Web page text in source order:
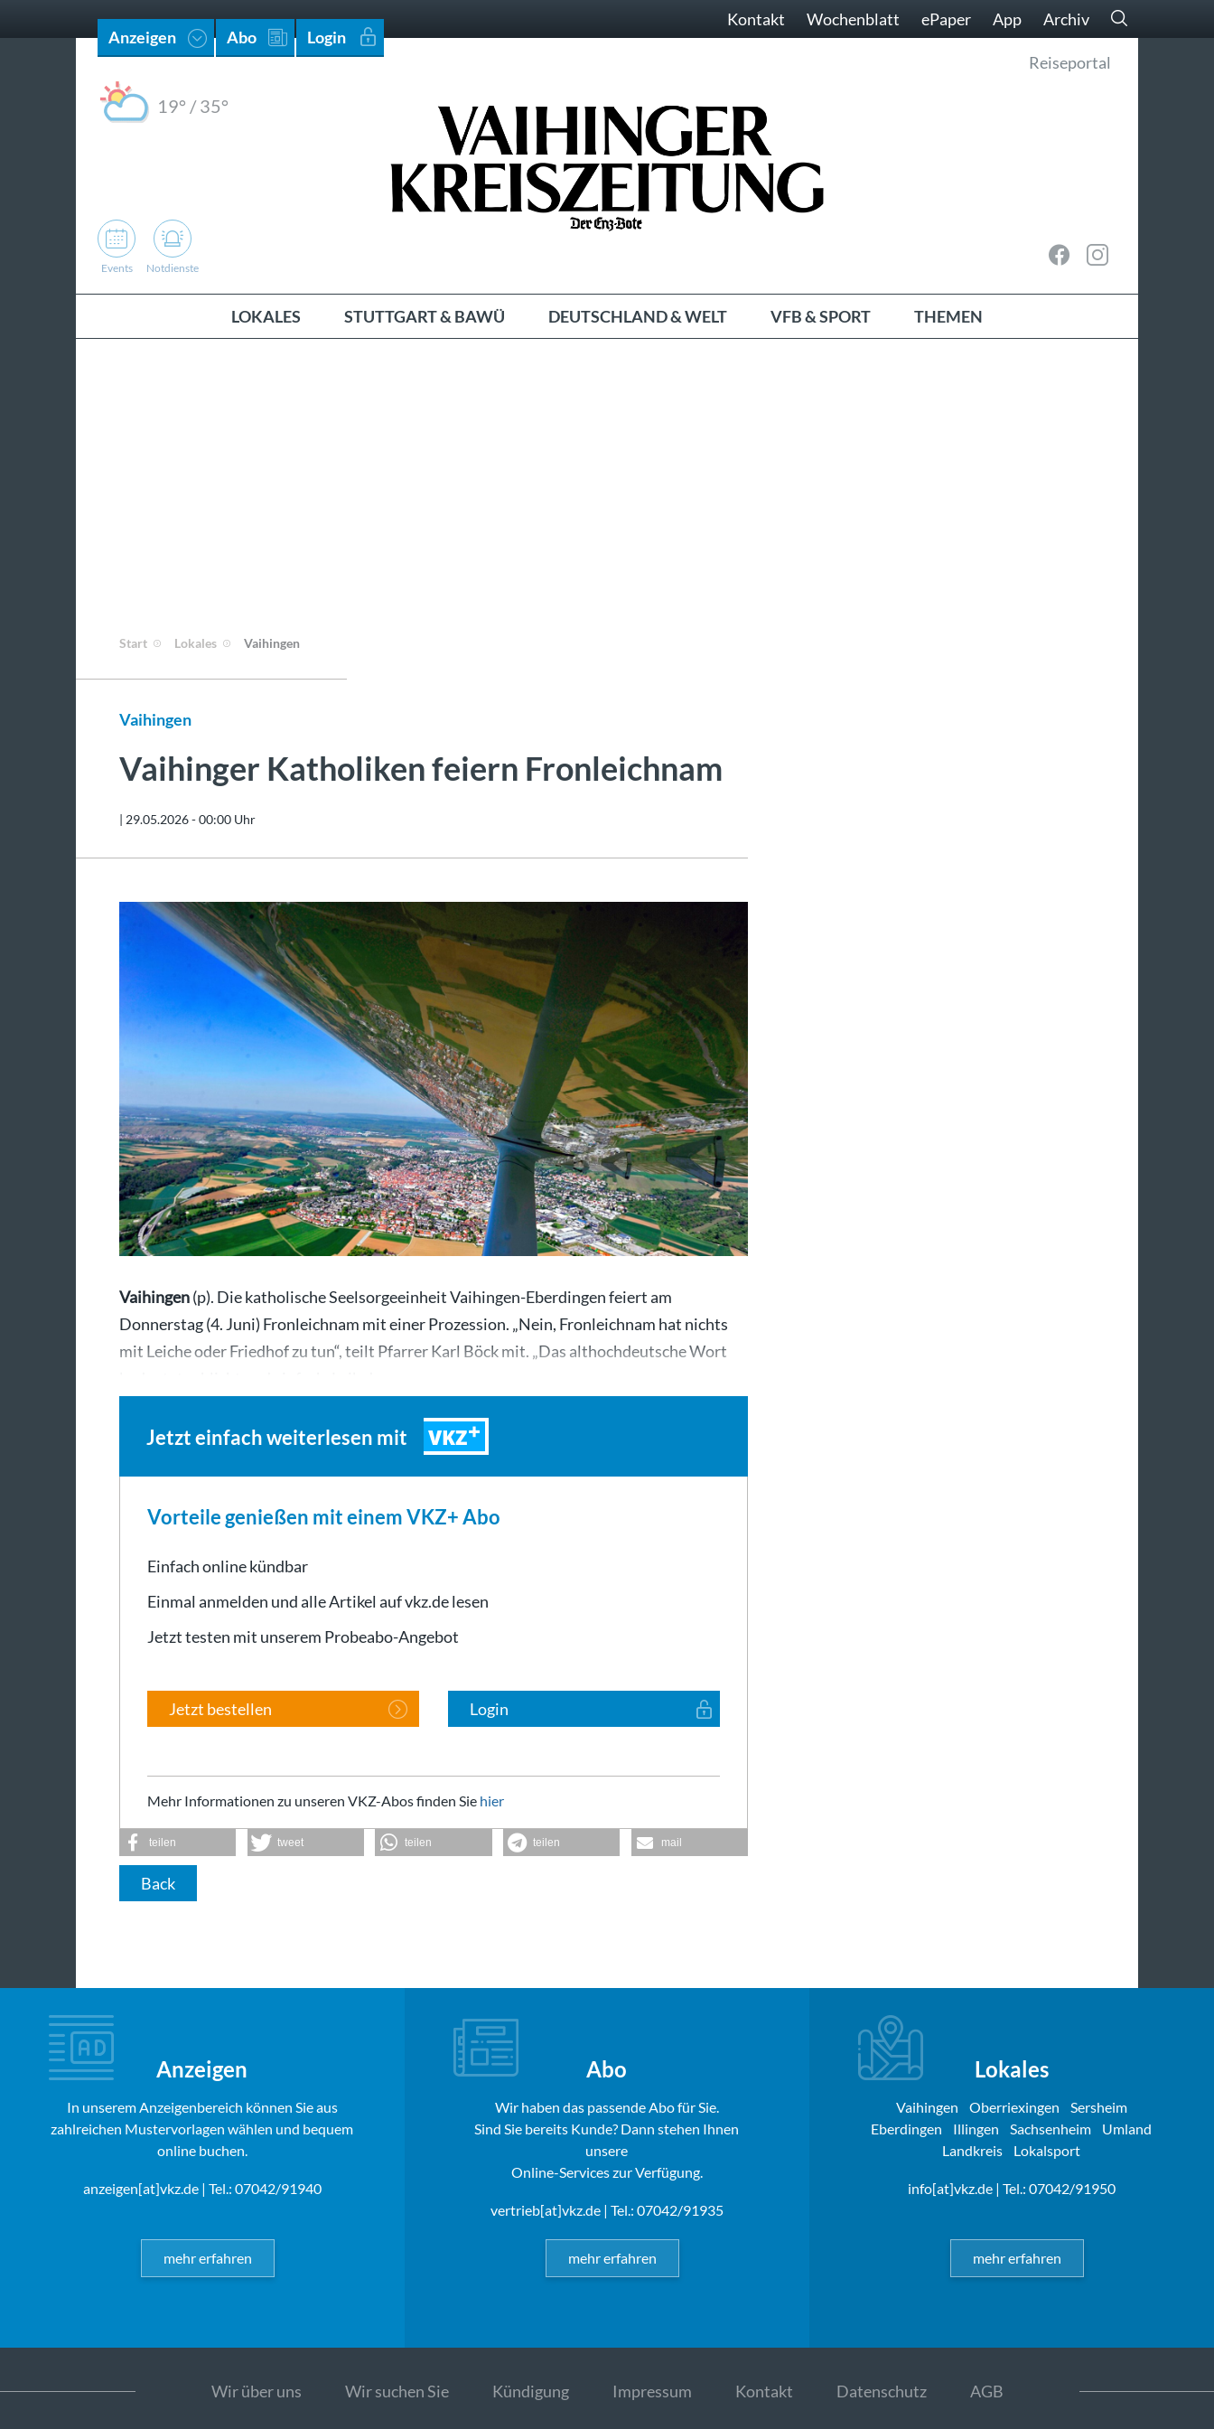
Anzeigen Abo Login
Kontakt Wochenblatt ePaper App Archiv
19° /35°
Reiseportal
Events Notdienste
LOKALES STUTTGART & BAWÜ DEUTSCHLAND & WELT VFB & SPORT THEMEN
Start Lokales Vaihingen
Vaihingen
Vaihinger Katholiken feiern Fronleichnam
| 29.05.2026 - 00:00 Uhr
Vaihingen(p). Die katholische Seelsorgeeinheit Vaihingen-Eberdingen feiert am
Donnerstag (4. Juni) Fronleichnam mit einer Prozession. „Nein, Fronleichnam hat nichts
mit Leiche oder Friedhof zu tun“, teilt Pfarrer Karl Böck mit. „Das althochdeutsche Wort
Jetzt einfach weiterlesen mit VKZ
Vorteile genießen mit einem VKZ+ Abo
Einfach online kündbar
Einmal anmelden und alle Artikel auf vkz.de lesen
Jetzt testen mit unserem Probeabo-Angebot
Jetzt bestellen Login
Mehr Informationen zu unseren VKZ-Abos finden Sie hier
teilen tweet teilen teilen mail
Back
Anzeigen
In unserem Anzeigenbereich können Sie aus
zahlreichen Mustervorlagen wählen und bequem
online buchen.
anzeigen[at]vkz.de| Tel.: 07042/91940
mehr erfahren
Abo
Wir haben das passende Abo für Sie.
Sind Sie bereits Kunde? Dann stehen Ihnen
unsere
Online-Services zur Verfügung.
vertrieb[at]vkz.de| Tel.: 07042/91935
mehr erfahren
Lokales
Vaihingen Oberriexingen
Sersheim
Eberdingen
Illingen Sachsenheim
Umland
Landkreis
Lokalsport
info[at]vkz.de| Tel.: 07042/91950
mehr erfahren
Wir über uns Wir suchen Sie Kündigung Impressum Kontakt Datenschutz AGB